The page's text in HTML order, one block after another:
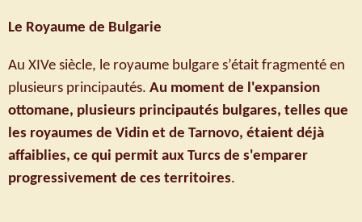
Le Royaume de Bulgarie
Au XIVe siècle, le royaume bulgare s’était fragmenté en
plusieurs principautés. Au moment de l'expansion
ottomane, plusieurs principautés bulgares, telles que
les royaumes de Vidin et de Tarnovo, étaient déjà
affaiblies, ce qui permit aux Turcs de s'emparer
progressivement de ces territoires.